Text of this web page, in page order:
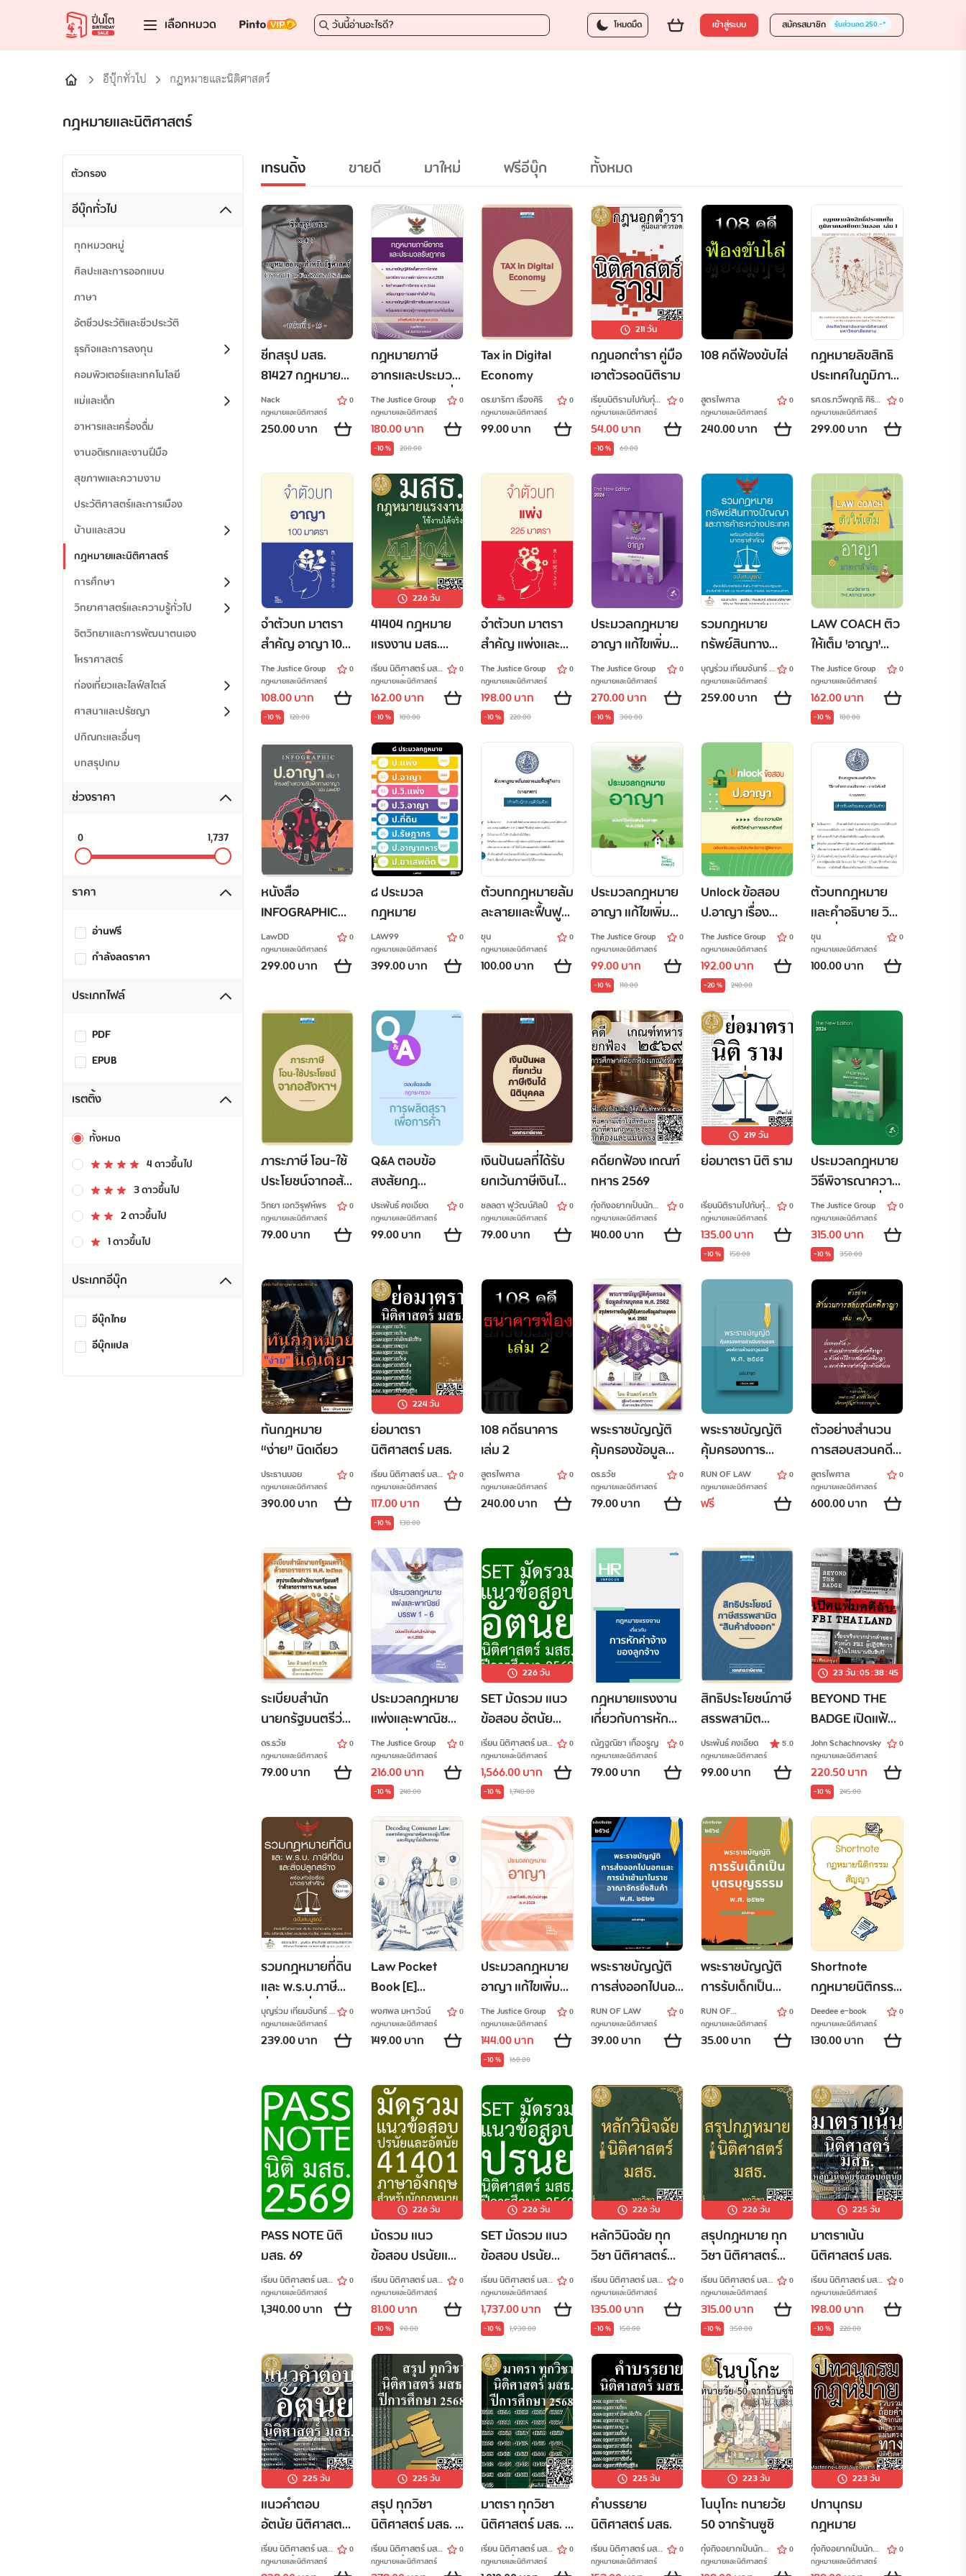
เลือกหมวด โหมดมืด เข้าสู่ระบบ สมัครสมาชิก รับส่วนลด 250.-*
อีบุ๊กทั่วไป กฎหมายและนิติศาสตร์
กฎหมายและนิติศาสตร์
ตัวกรอง
อีบุ๊กทั่วไป
ทุกหมวดหมู่
ศิลปะและการออกแบบ
ภาษา
อัตชีวประวัติและชีวประวัติ
ธุรกิจและการลงทุน
คอมพิวเตอร์และเทคโนโลยี
แม่และเด็ก
อาหารและเครื่องดื่ม
งานอดิเรกและงานฝีมือ
สุขภาพและความงาม
ประวัติศาสตร์และการเมือง
บ้านและสวน
กฎหมายและนิติศาสตร์
การศึกษา
วิทยาศาสตร์และความรู้ทั่วไป
จิตวิทยาและการพัฒนาตนเอง
โหราศาสตร์
ท่องเที่ยวและไลฟ์สไตล์
ศาสนาและปรัชญา
ปกิณกะและอื่นๆ
บทสรุปเกม
ช่วงราคา
0 1,737
ราคา
อ่านฟรี
กำลังลดราคา
ประเภทไฟล์
PDF
EPUB
เรตติ้ง
ทั้งหมด
4 ดาวขึ้นไป
3 ดาวขึ้นไป
2 ดาวขึ้นไป
1 ดาวขึ้นไป
ประเภทอีบุ๊ก
อีบุ๊กไทย
อีบุ๊กแปล
เทรนดิ้ง ขายดี มาใหม่ ฟรีอีบุ๊ก ทั้งหมด
ชีทสรุป มสธ.
81427 กฎหมาย
รัฐศาสตร์สำหรับ
รัญศาสตร์
Nack 0
กฎหมายและนิติศาสตร์
250.00 บาท
กฎหมายภาษี
อากรและประมวล
รัษฎากร แก้ไขเพิ่ม
เติมใหม่ล่าสุด
พ.ศ.2569
The Justice Group 0
กฎหมายและนิติศาสตร์
180.00 บาท
-10 % 200.00
Tax in Digital
Economy
ดร.ยาริกา เรืองศิริ 0
กฎหมายและนิติศาสตร์
99.00 บาท
211วัน
กฎนอกตำรา คู่มือ
เอาตัวรอดนิติราม
เรียนนิติรามไปกับกุ๋
งกิ๋ง
0
กฎหมายและนิติศาสตร์
54.00 บาท
-10 % 60.00
108 คดีฟ้องขับไล่
สูตรไพศาล 0
กฎหมายและนิติศาสตร์
240.00 บาท
กฎหมายลิขสิทธิ
ประเทศในภูมิภาค
เอเชียตะวันออก
เล่ม 1 ประเทศ
สาธารณรัฐ
บริหารพิเศษ
ฮ่องกง และ
ประเทศ
สาธารณรัฐจีน
รศ.ดร.ทวีพฤทธิ ศิริ
ศักดิ บรรจง
0
กฎหมายและนิติศาสตร์
299.00 บาท
จำตัวบท มาตรา
สำคัญ อาญา 100
มาตรา [ตัวบทย่อ
และฎีกาสำคัญ]
The Justice Group 0
กฎหมายและนิติศาสตร์
108.00 บาท
-10 % 120.00
226วัน
41404 กฎหมาย
แรงงาน มสธ.
ใช้ได้จริง
เรียน นิติศาสตร์ มสธ.
ไปกับกุ๋งกิ๋ง
0
กฎหมายและนิติศาสตร์
162.00 บาท
-10 % 180.00
จำตัวบท มาตรา
สำคัญ แพ่งและ
พาณิชย์ 225
มาตรา [ตัวบทย่อ
และฎีกาสำคัญ]
The Justice Group 0
กฎหมายและนิติศาสตร์
198.00 บาท
-10 % 220.00
ประมวลกฎหมาย
อาญา แก้ไขเพิ่ม
เติมใหม่ล่าสุด
พ.ศ.2569 [แก้ไข
ฉ.30 คุกคามทาง
เพศแล้ว]
The Justice Group 0
กฎหมายและนิติศาสตร์
270.00 บาท
-10 % 300.00
รวมกฎหมาย
ทรัพย์สินทาง
ปัญญาและการค้า
ระหว่างประเทศ
พร้อมหัวข้อเรื่อง
ฉบับสมบูรณ์
บุญร่วม เทียมจันทร์ ·
ศรัญญา วิชชาธรรม
0
กฎหมายและนิติศาสตร์
259.00 บาท
LAW COACH ติว
ให้เต็ม 'อาญา'
มาตราสำคัญ
The Justice Group 0
กฎหมายและนิติศาสตร์
162.00 บาท
-10 % 180.00
หนังสือ
INFOGRAPHIC
ป.อาญาเล่ม 1
(โครงสร้างความ
รับผิดทางอาญา)
LawDD 0
กฎหมายและนิติศาสตร์
299.00 บาท
๘ ประมวล
กฎหมาย
LAW99 0
กฎหมายและนิติศาสตร์
399.00 บาท
ตัวบทกฎหมายล้ม
ละลายและฟื้นฟู
กิจการ สำหรับ
สอบเนติบัณฑิต
ขุน 0
กฎหมายและนิติศาสตร์
100.00 บาท
ประมวลกฎหมาย
อาญา แก้ไขเพิ่ม
เติมใหม่ล่าสุด
พ.ศ. 2569 A6
*อัพเดตกฎหมาย
คุกคามทางเพศ*
The Justice Group 0
กฎหมายและนิติศาสตร์
99.00 บาท
-10 % 110.00
Unlock ข้อสอบ
ป.อาญา เรื่อง
ความผิดต่อชีวิต
ร่างกายและ
ทรัพย์สิน *ฉบับ
เตรียมสอบ เนติ
บัณฑิต อัยการ
และผู้พิพากษา*
The Justice Group 0
กฎหมายและนิติศาสตร์
192.00 บาท
-20 % 240.00
ตัวบทกฎหมาย
และคำอธิบาย วิธี
การชั่วคราวก่อน
พิพากษา - การ
บังคับคดี สำหรับ
บัณฑิต
ขุน 0
กฎหมายและนิติศาสตร์
100.00 บาท
ภาระภาษี โอน-ใช้
ประโยชน์จากอสัง
หาฯ
วิทยา เอกวิรุฬห์พร 0
กฎหมายและนิติศาสตร์
79.00 บาท
Q&A ตอบข้อ
สงสัยกฎ
กระทรวง การ
ผลิตสุราเพื่อการ
ค้า
ประพันธ์ คงเอียด 0
กฎหมายและนิติศาสตร์
99.00 บาท
เงินปันผลที่ได้รับ
ยกเว้นภาษีเงินได้
นิติบุคคล
ชลลดา ฟูวัฒน์ศิลป์ 0
กฎหมายและนิติศาสตร์
79.00 บาท
คดียกฟ้อง เกณฑ์
ทหาร 2569
กุ๋งกิ๋งอยากเป็นนัก
กฎหมาย
0
กฎหมายและนิติศาสตร์
140.00 บาท
219วัน
ย่อมาตรา นิติ ราม
เรียนนิติรามไปกับกุ๋
งกิ๋ง
0
กฎหมายและนิติศาสตร์
135.00 บาท
-10 % 150.00
ประมวลกฎหมาย
วิธีพิจารณาความ
อาญา แก้ไขเพิ่ม
เติมใหม่ล่าสุด
พ.ศ.2569
The Justice Group 0
กฎหมายและนิติศาสตร์
315.00 บาท
-10 % 350.00
ทันกฎหมาย
“ง่าย” นิดเดียว
ประธานบอย 0
กฎหมายและนิติศาสตร์
390.00 บาท
224วัน
ย่อมาตรา
นิติศาสตร์ มสธ.
เรียน นิติศาสตร์ มสธ.
ไปกับกุ๋งกิ๋ง
0
กฎหมายและนิติศาสตร์
117.00 บาท
-10 % 130.00
108 คดีธนาคาร
เล่ม 2
สูตรไพศาล 0
กฎหมายและนิติศาสตร์
240.00 บาท
พระราชบัญญัติ
คุ้มครองข้อมูล
ส่วนบุคคล
พ.ศ.2562
ดร.ธวัช 0
กฎหมายและนิติศาสตร์
79.00 บาท
พระราชบัญญัติ
คุ้มครองการ
ดำเนินงานของ
องค์การห้ามอาวุธ
เคมี พ.ศ. ๒๕๔๕
RUN OF LAW 0
กฎหมายและนิติศาสตร์
ฟรี
ตัวอย่างสำนวน
การสอบสวนคดี
อาญา3
สูตรไพศาล 0
กฎหมายและนิติศาสตร์
600.00 บาท
ระเบียบสำนัก
นายกรัฐมนตรีว่า
ด้วยรถราชการ
พ.ศ.2523
ดร.ธวัช 0
กฎหมายและนิติศาสตร์
79.00 บาท
ประมวลกฎหมาย
แพ่งและพาณิชย์
แก้ไขเพิ่มเติมใหม่
ล่าสุด ปี 2569
ขนาด A5
The Justice Group 0
กฎหมายและนิติศาสตร์
216.00 บาท
-10 % 240.00
226วัน
SET มัดรวม แนว
ข้อสอบ อัตนัย
นิติศาสตร์ มสธ. ปี
การศึกษา 2569
เรียน นิติศาสตร์ มสธ.
ไปกับกุ๋งกิ๋ง
0
กฎหมายและนิติศาสตร์
1,566.00 บาท
-10 % 1,740.00
กฎหมายแรงงาน
เกี่ยวกับการหักค่า
จ้างของลูกจ้าง
ณัฏฐณิชา เกื้อจรูญ 0
กฎหมายและนิติศาสตร์
79.00 บาท
สิทธิประโยชน์ภาษี
สรรพสามิต
“สินค้าส่งออก”
ประพันธ์ คงเอียด 5.0
กฎหมายและนิติศาสตร์
99.00 บาท
23 วัน:05:38:44
BEYOND THE
BADGE เปิดแฟ้ม
คดีลับ FBI
THAILAND
John Schachnovsky 0
กฎหมายและนิติศาสตร์
220.50 บาท
-10 % 245.00
รวมกฎหมายที่ดิน
และ พ.ร.บ.ภาษี
ที่ดินและสิ่งปลูก
สร้าง พร้อมหัวข้อ
เรื่องมาตราสำคัญ
บุญร่วม เทียมจันทร์ ·
ศรัญญา วิชชาธรรม
0
กฎหมายและนิติศาสตร์
239.00 บาท
Law Pocket
Book [E]
กฎหมายคุ้มครอง
ผู้บริโภคและ
สัญญาไม่เป็น
protection law
and unfair
contracts
พงศพล มหาวัจน์ 0
กฎหมายและนิติศาสตร์
149.00 บาท
ประมวลกฎหมาย
อาญา แก้ไขเพิ่ม
เติมใหม่ล่าสุด
พ.ศ. 2569 A5
*อัพเดตกฎหมาย
คุกคามทางเพศ*
The Justice Group 0
กฎหมายและนิติศาสตร์
144.00 บาท
-10 % 160.00
พระราชบัญญัติ
การส่งออกไปนอก
และการนำเข้ามา
ในราชอาณาจักร
ซึ่งสินค้า พ.ศ.
RUN OF LAW 0
กฎหมายและนิติศาสตร์
39.00 บาท
พระราชบัญญัติ
การรับเด็กเป็น
บุตรบุญธรรม
พ.ศ. ๒๕๒๒
RUN OF
LAWพ.ร.บ.การรับเด็ก
เป็นบุตรบุญธรร
0
กฎหมายและนิติศาสตร์
35.00 บาท
Shortnote
กฎหมายนิติกรรม
สัญญา
Deedee e-book 0
กฎหมายและนิติศาสตร์
130.00 บาท
PASS NOTE นิติ
มสธ. 69
เรียน นิติศาสตร์ มสธ.
ไปกับกุ๋งกิ๋ง
0
กฎหมายและนิติศาสตร์
1,340.00 บาท
226วัน
มัดรวม แนว
ข้อสอบ ปรนัยและ
อัตนัย 41401
ภาษาอังกฤษ
สำหรับนัก
กฎหมาย
นิติศาสตร์ มสธ
เรียน นิติศาสตร์ มสธ.
ไปกับกุ๋งกิ๋ง
0
กฎหมายและนิติศาสตร์
81.00 บาท
-10 % 90.00
226วัน
SET มัดรวม แนว
ข้อสอบ ปรนัย
นิติศาสตร์ มสธ ปี
การศึกษา 2569
เรียน นิติศาสตร์ มสธ.
ไปกับกุ๋งกิ๋ง
0
กฎหมายและนิติศาสตร์
1,737.00 บาท
-10 % 1,930.00
226วัน
หลักวินิจฉัย ทุก
วิชา นิติศาสตร์
มสธ. ปีการศึกษา
2569
เรียน นิติศาสตร์ มสธ.
ไปกับกุ๋งกิ๋ง
0
กฎหมายและนิติศาสตร์
135.00 บาท
-10 % 150.00
226วัน
สรุปกฎหมาย ทุก
วิชา นิติศาสตร์
มสธ. ปีการศึกษา
2569
เรียน นิติศาสตร์ มสธ.
ไปกับกุ๋งกิ๋ง
0
กฎหมายและนิติศาสตร์
315.00 บาท
-10 % 350.00
225วัน
มาตราเน้น
นิติศาสตร์ มสธ.
เรียน นิติศาสตร์ มสธ.
ไปกับกุ๋งกิ๋ง
0
กฎหมายและนิติศาสตร์
198.00 บาท
-10 % 220.00
225วัน
แนวคำตอบ
อัตนัย นิติศาสตร์
มสธ.
เรียน นิติศาสตร์ มสธ.
ไปกับกุ๋งกิ๋ง
0
กฎหมายและนิติศาสตร์
225วัน
สรุป ทุกวิชา
นิติศาสตร์ มสธ. ปี
การศึกษา 2568
เรียน นิติศาสตร์ มสธ.
ไปกับกุ๋งกิ๋ง
0
กฎหมายและนิติศาสตร์
มาตรา ทุกวิชา
นิติศาสตร์ มสธ. ปี
การศึกษา 2568
เรียน นิติศาสตร์ มสธ.
ไปกับกุ๋งกิ๋ง
0
กฎหมายและนิติศาสตร์
225วัน
คำบรรยาย
นิติศาสตร์ มสธ.
เรียน นิติศาสตร์ มสธ.
ไปกับกุ๋งกิ๋ง
0
กฎหมายและนิติศาสตร์
223วัน
โนบุโกะ ทนายวัย
50 จากร้านซูชิ
กุ๋งกิ๋งอยากเป็นนัก
กฎหมาย
0
กฎหมายและนิติศาสตร์
223วัน
ปทานุกรม
กฎหมาย
กุ๋งกิ๋งอยากเป็นนัก
กฎหมาย
0
กฎหมายและนิติศาสตร์